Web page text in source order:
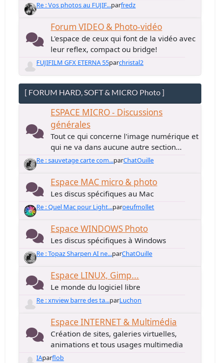
Re : Vos photos au FUJIF...parfredz
Forum VIDEO & Photo-vidéo
L'espace de ceux qui font de la vidéo avec
leur reflex, compact ou bridge!
FUJIFILM GFX ETERNA 55parchristal2
[ FORUM HARD, SOFT & MICRO Photo ]
ESPACE MICRO - Discussions
générales
Tout ce qui concerne l'image numérique et
qui ne va dans aucune autre section...
Re : sauvetage carte com...parChatOuille
Espace MAC micro & photo
Les discus spécifiques au Mac
Re : Quel Mac pour Light...paroeufmollet
Espace WINDOWS Photo
Les discus spécifiques à Windows
Re : Topaz Sharpen AI ne...parChatOuille
Espace LINUX, Gimp...
Le monde du logiciel libre
Re : xnview barre des ta...parLuchon
Espace INTERNET & Multimédia
Création de sites, galeries virtuelles,
animations et tous usages multimedia
IAparflob